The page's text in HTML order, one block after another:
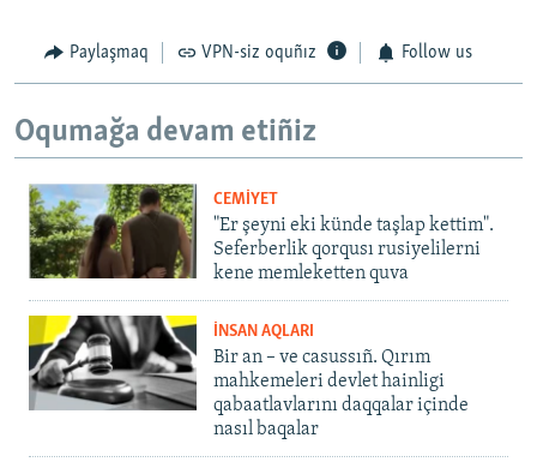
Paylaşmaq VPN-siz oquñız Follow us
Oqumağa devam etiñiz
CEMİYET
"Er şeyni eki künde taşlap kettim".
Seferberlik qorqusı rusiyelilerni
kene memleketten quva
İNSAN AQLARI
Bir an – ve casussıñ. Qırım
mahkemeleri devlet hainligi
qabaatlavlarını daqqalar içinde
nasıl baqalar